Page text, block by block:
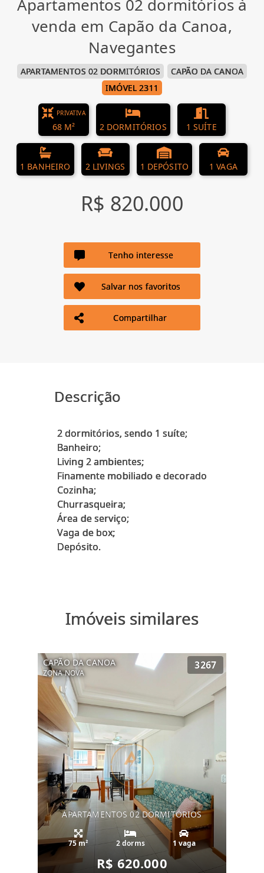
Apartamentos 02 dormitórios à
venda em Capão da Canoa,
Navegantes
APARTAMENTOS 02 DORMITÓRIOS
CAPÃO DA CANOA
IMÓVEL 2311
PRIVATIVA
68 M² 2 DORMITÓRIOS 1 SUÍTE
1 BANHEIRO 2 LIVINGS 1 DEPÓSITO 1 VAGA
R$ 820.000
Tenho interesse
Salvar nos favoritos
Compartilhar
Descrição
2 dormitórios, sendo 1 suíte;
Banheiro;
Living 2 ambientes;
Finamente mobiliado e decorado
Cozinha;
Churrasqueira;
Área de serviço;
Vaga de box;
Imóveis similares
CAPÃO DA CANOA
ZONA NOVA
3267
APARTAMENTOS 02 DORMITÓRIOS
75 m² 2 dorms 1 vaga
R$ 620.000